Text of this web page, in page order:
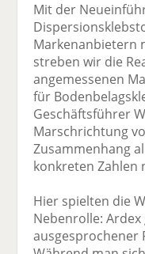
Mit der
Markenanbietern
streben wir die
angemessenen
für
Geschäftsführer
Marschrichtung
Zusammenhang
konkreten Zahlen
Hier spielten die
Nebenrolle:
ausgesprochener